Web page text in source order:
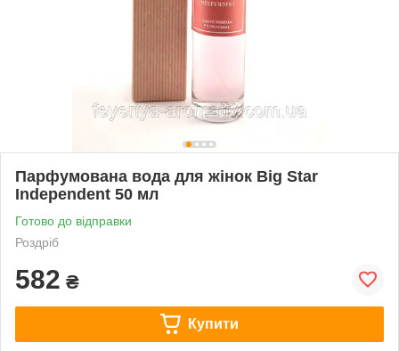
Парфумована вода для жінок Big Star
Independent 50 мл
Готово до відправки
Роздріб
582 ₴
Купити